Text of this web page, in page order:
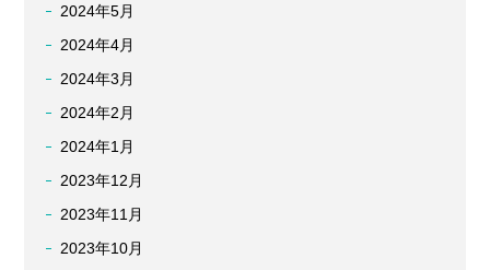
2024年5月
2024年4月
2024年3月
2024年2月
2024年1月
2023年12月
2023年11月
2023年10月